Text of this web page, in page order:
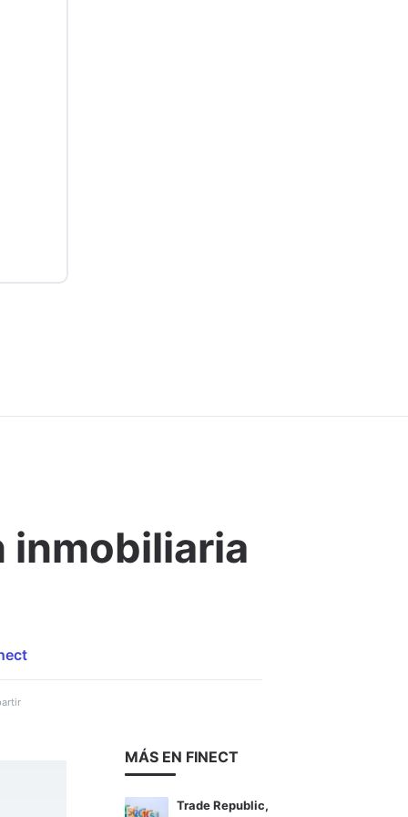
Comentar
inmobiliaria
MÁS EN FINECT
Trade Republic,